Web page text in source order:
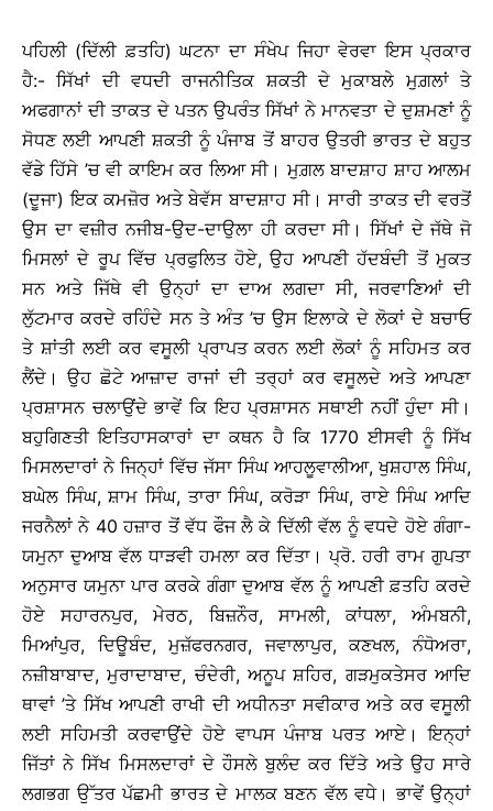
ਪਹਿਲੀ (ਦਿੱਲੀ ਫ਼ਤਹਿ) ਘਟਨਾ ਦਾ ਸੰਖੇਪ ਜਿਹਾ ਵੇਰਵਾ ਇਸ ਪ੍ਰਕਾਰ
ਹੈ:- ਸਿੱਖਾਂ ਦੀ ਵਧਦੀ ਰਾਜਨੀਤਿਕ ਸ਼ਕਤੀ ਦੇ ਮੁਕਾਬਲੇ ਮੁਗ਼ਲਾਂ ਤੇ
ਅਫਗਾਨਾਂ ਦੀ ਤਾਕਤ ਦੇ ਪਤਨ ਉਪਰੰਤ ਸਿੱਖਾਂ ਨੇ ਮਾਨਵਤਾ ਦੇ ਦੁਸ਼ਮਣਾਂ ਨੂੰ
ਸੋਧਣ ਲਈ ਆਪਣੀ ਸ਼ਕਤੀ ਨੂੰ ਪੰਜਾਬ ਤੋਂ ਬਾਹਰ ਉਤਰੀ ਭਾਰਤ ਦੇ ਬਹੁਤ
ਵੱਡੇ ਹਿੱਸੇ ’ਚ ਵੀ ਕਾਇਮ ਕਰ ਲਿਆ ਸੀ। ਮੁਗ਼ਲ ਬਾਦਸ਼ਾਹ ਸ਼ਾਹ ਆਲਮ
(ਦੂਜਾ) ਇਕ ਕਮਜ਼ੋਰ ਅਤੇ ਬੇਵੱਸ ਬਾਦਸ਼ਾਹ ਸੀ। ਸਾਰੀ ਤਾਕਤ ਦੀ ਵਰਤੋਂ
ਉਸ ਦਾ ਵਜ਼ੀਰ ਨਜੀਬ-ਉਦ-ਦਾਉਲਾ ਹੀ ਕਰਦਾ ਸੀ। ਸਿੱਖਾਂ ਦੇ ਜੱਥੇ ਜੋ
ਮਿਸਲਾਂ ਦੇ ਰੂਪ ਵਿੱਚ ਪ੍ਰਫੁਲਿਤ ਹੋਏ, ਉਹ ਆਪਣੀ ਹੱਦਬੰਦੀ ਤੋਂ ਮੁਕਤ
ਸਨ ਅਤੇ ਜਿੱਥੇ ਵੀ ਉਨ੍ਹਾਂ ਦਾ ਦਾਅ ਲਗਦਾ ਸੀ, ਜਰਵਾਣਿਆਂ ਦੀ
ਲੁੱਟਮਾਰ ਕਰਦੇ ਰਹਿੰਦੇ ਸਨ ਤੇ ਅੰਤ ’ਚ ਉਸ ਇਲਾਕੇ ਦੇ ਲੋਕਾਂ ਦੇ ਬਚਾਓ
ਤੇ ਸ਼ਾਂਤੀ ਲਈ ਕਰ ਵਸੂਲੀ ਪ੍ਰਾਪਤ ਕਰਨ ਲਈ ਲੋਕਾਂ ਨੂੰ ਸਹਿਮਤ ਕਰ
ਲੈਂਦੇ। ਉਹ ਛੋਟੇ ਆਜ਼ਾਦ ਰਾਜਾਂ ਦੀ ਤਰ੍ਹਾਂ ਕਰ ਵਸੂਲਦੇ ਅਤੇ ਆਪਣਾ
ਪ੍ਰਸ਼ਾਸਨ ਚਲਾਉਂਦੇ ਭਾਵੇਂ ਕਿ ਇਹ ਪ੍ਰਸ਼ਾਸਨ ਸਥਾਈ ਨਹੀਂ ਹੁੰਦਾ ਸੀ।
ਬਹੁਗਿਣਤੀ ਇਤਿਹਾਸਕਾਰਾਂ ਦਾ ਕਥਨ ਹੈ ਕਿ 1770 ਈਸਵੀ ਨੂੰ ਸਿੱਖ
ਮਿਸਲਦਾਰਾਂ ਨੇ ਜਿਨ੍ਹਾਂ ਵਿੱਚ ਜੱਸਾ ਸਿੰਘ ਆਹਲੂਵਾਲੀਆ, ਖੁਸ਼ਹਾਲ ਸਿੰਘ,
ਬਘੇਲ ਸਿੰਘ, ਸ਼ਾਮ ਸਿੰਘ, ਤਾਰਾ ਸਿੰਘ, ਕਰੋੜਾ ਸਿੰਘ, ਰਾਏ ਸਿੰਘ ਆਦਿ
ਜਰਨੈਲਾਂ ਨੇ 40 ਹਜ਼ਾਰ ਤੋਂ ਵੱਧ ਫੌਜ ਲੈ ਕੇ ਦਿੱਲੀ ਵੱਲ ਨੂੰ ਵਧਦੇ ਹੋਏ ਗੰਗਾ-
ਯਮੁਨਾ ਦੁਆਬ ਵੱਲ ਧਾੜਵੀ ਹਮਲਾ ਕਰ ਦਿੱਤਾ। ਪ੍ਰੋ. ਹਰੀ ਰਾਮ ਗੁਪਤਾ
ਅਨੁਸਾਰ ਯਮੁਨਾ ਪਾਰ ਕਰਕੇ ਗੰਗਾ ਦੁਆਬ ਵੱਲ ਨੂੰ ਆਪਣੀ ਫ਼ਤਹਿ ਕਰਦੇ
ਹੋਏ ਸਹਾਰਨਪੁਰ, ਮੇਰਠ, ਬਿਜ਼ਨੌਰ, ਸਾਮਲੀ, ਕਾਂਧਲਾ, ਅੰਮਬਨੀ,
ਮਿਆਂਪੁਰ, ਦਿਊਬੰਦ, ਮੁਜ਼ੱਫਰਨਗਰ, ਜਵਾਲਾਪੁਰ, ਕਣਖਲ, ਨੰਧੋਅਰਾ,
ਨਜ਼ੀਬਾਬਾਦ, ਮੁਰਾਦਾਬਾਦ, ਚੰਦੇਰੀ, ਅਨੂਪ ਸ਼ਹਿਰ, ਗੜਮੁਕਤੇਸਰ ਆਦਿ
ਥਾਵਾਂ ’ਤੇ ਸਿੱਖ ਆਪਣੀ ਰਾਖੀ ਦੀ ਅਧੀਨਤਾ ਸਵੀਕਾਰ ਅਤੇ ਕਰ ਵਸੂਲੀ
ਲਈ ਸਹਿਮਤੀ ਕਰਵਾਉਂਦੇ ਹੋਏ ਵਾਪਸ ਪੰਜਾਬ ਪਰਤ ਆਏ। ਇਨ੍ਹਾਂ
ਜਿੱਤਾਂ ਨੇ ਸਿੱਖ ਮਿਸਲਦਾਰਾਂ ਦੇ ਹੌਸਲੇ ਬੁਲੰਦ ਕਰ ਦਿੱਤੇ ਅਤੇ ਉਹ ਸਾਰੇ
ਲਗਭਗ ਉੱਤਰ ਪੱਛਮੀ ਭਾਰਤ ਦੇ ਮਾਲਕ ਬਣਨ ਵੱਲ ਵਧੇ। ਭਾਵੇਂ ਉਨ੍ਹਾਂ